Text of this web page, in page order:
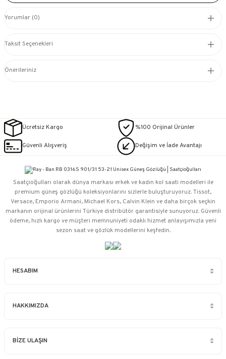
Yorumlar (0)
Taksit Seçenekleri
Önerileriniz
Ücretsiz Kargo %100 Orijinal Ürünler
Güvenli Alışveriş Değişim ve İade Avantajı
HESABIM
HAKKIMIZDA
BİZE ULAŞIN
Saatçioğulları⁠ olarak dünya markası erkek ve kadın kol saati modelleri ile
premium güneş gözlüğü koleksiyonlarını sizlerle buluşturuyoruz. Tissot,
Versace, Emporio Armani, Michael Kors, Calvin Klein ve daha birçok seçkin
markanın orijinal ürünlerini Türkiye distribütör garantisiyle sunuyoruz. Güvenli
ödeme, hızlı kargo ve müşteri memnuniyeti odaklı hizmet anlayışımızla yeni
sezon saat ve gözlük modellerini keşfedin.